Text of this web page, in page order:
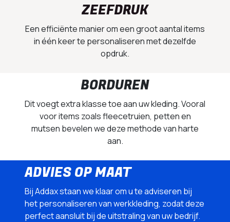
ZEEFDRUK
Een efficiënte manier om een groot aantal items
in één keer te personaliseren met dezelfde
opdruk.
BORDUREN
Dit voegt extra klasse toe aan uw kleding. Vooral
voor items zoals fleecetruien, petten en
mutsen bevelen we deze methode van harte
aan.
ADVIES OP MAAT
Bij Addax staan we klaar om u te adviseren bij
het personaliseren van werkkleding, zodat deze
perfect aansluit bij de uitstraling van uw bedrijf.